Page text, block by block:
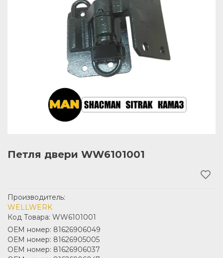
Петля двери WW6101001
Производитель:
WELLWERK
Код Товара: WW6101001
ОЕМ номер: 81626906049
ОЕМ номер: 81626905005
ОЕМ номер: 81626906037